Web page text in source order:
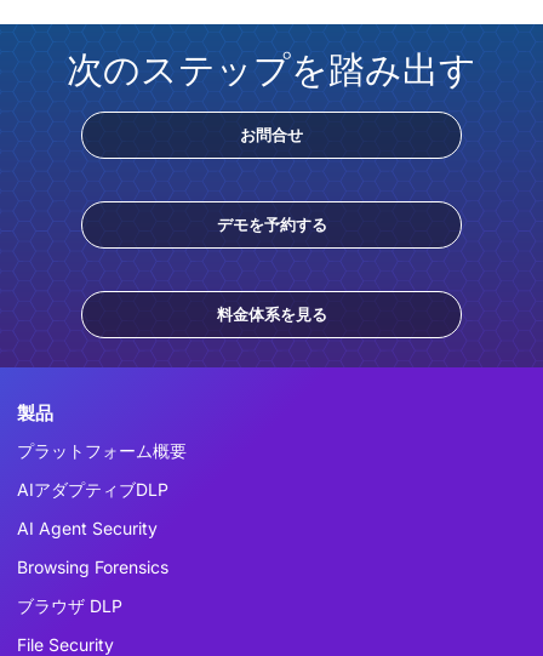
次のステップを踏み出す
お問合せ
デモを予約する
料金体系を見る
製品
プラットフォーム概要
AIアダプティブDLP
AI Agent Security
Browsing Forensics
ブラウザ DLP
File Security